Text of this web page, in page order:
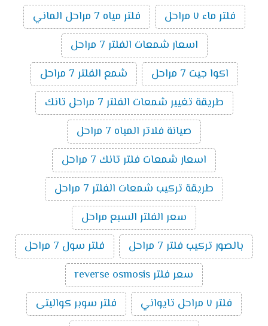
فلتر ماء ٧ مراحل
فلتر مياه 7 مراحل الماني
اسعار شمعات الفلتر 7 مراحل
اكوا جيت 7 مراحل
شمع الفلتر 7 مراحل
طريقة تغيير شمعات الفلتر 7 مراحل تانك
صيانة فلاتر المياه 7 مراحل
اسعار شمعات فلتر تانك 7 مراحل
طريقة تركيب شمعات الفلتر 7 مراحل
سعر الفلتر السبع مراحل
بالصور تركيب فلتر 7 مراحل
فلتر سول 7 مراحل
سعر فلتر reverse osmosis
فلتر ٧ مراحل تايواني
فلتر سوبر كواليتى